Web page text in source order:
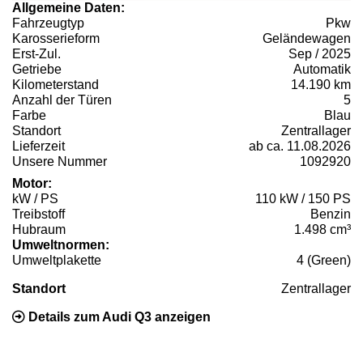
Allgemeine Daten:
Fahrzeugtyp
Pkw
Karosserieform
Geländewagen
Erst-Zul.
Sep / 2025
Getriebe
Automatik
Kilometerstand
14.190 km
Anzahl der Türen
5
Farbe
Blau
Standort
Zentrallager
Lieferzeit
ab ca. 11.08.2026
Unsere Nummer
1092920
Motor:
kW / PS
110 kW / 150 PS
Treibstoff
Benzin
Hubraum
1.498 cm³
Umweltnormen:
Umweltplakette
4 (Green)
Standort Zentrallager
Details zum Audi Q3 anzeigen